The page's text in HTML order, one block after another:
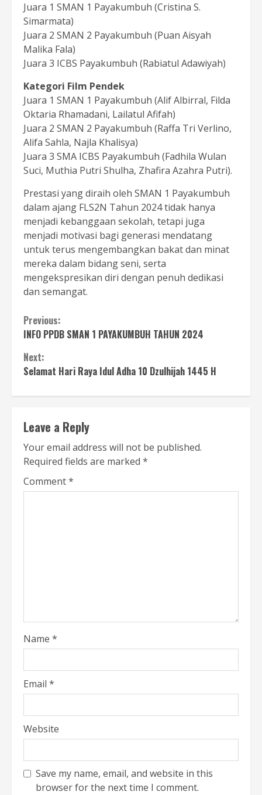
Juara 1 SMAN 1 Payakumbuh (Cristina S.
Simarmata)
Juara 2 SMAN 2 Payakumbuh (Puan Aisyah
Malika Fala)
Juara 3 ICBS Payakumbuh (Rabiatul Adawiyah)
Kategori Film Pendek
Juara 1 SMAN 1 Payakumbuh (Alif Albirral, Filda
Oktaria Rhamadani, Lailatul Afifah)
Juara 2 SMAN 2 Payakumbuh (Raffa Tri Verlino,
Alifa Sahla, Najla Khalisya)
Juara 3 SMA ICBS Payakumbuh (Fadhila Wulan
Suci, Muthia Putri Shulha, Zhafira Azahra Putri).
Prestasi yang diraih oleh SMAN 1 Payakumbuh
dalam ajang FLS2N Tahun 2024 tidak hanya
menjadi kebanggaan sekolah, tetapi juga
menjadi motivasi bagi generasi mendatang
untuk terus mengembangkan bakat dan minat
mereka dalam bidang seni, serta
mengekspresikan diri dengan penuh dedikasi
dan semangat.
Continue
Reading
Previous:
INFO PPDB SMAN 1 PAYAKUMBUH TAHUN 2024
Next:
Selamat Hari Raya Idul Adha 10 Dzulhijah 1445 H
Leave a Reply
Your email address will not be published.
Required fields are marked *
Comment*
Name *
Email *
Website
Save my name, email, and website in this
browser for the next time I comment.